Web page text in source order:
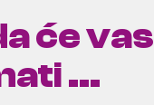
će vas
...